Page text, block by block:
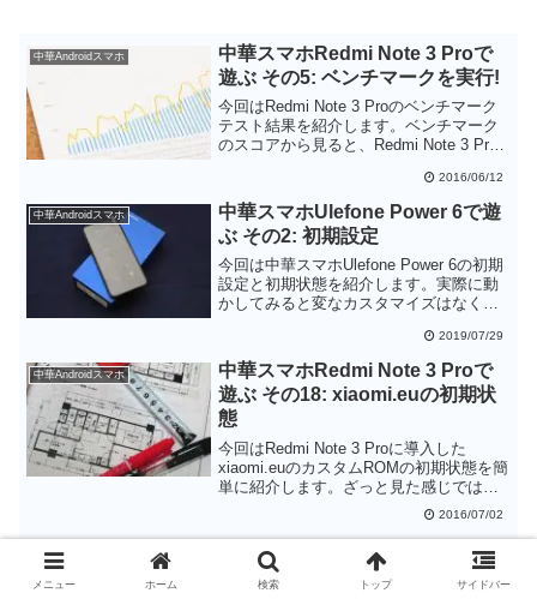
中華Androidスマホ
中華スマホRedmi Note 3 Proで
遊ぶ その5: ベンチマークを実行!
今回はRedmi Note 3 Proのベンチマーク
テスト結果を紹介します。ベンチマーク
のスコアから見ると、Redmi Note 3 Pro
近い能力があるようです。それでいて価
格が2万円を切っているというのは、非常
にコストパフォーマンスが高いといえる
と思います。
2016/06/12
中華Androidスマホ
中華スマホUlefone Power 6で遊
ぶ その2: 初期設定
今回は中華スマホUlefone Power 6の初期
設定と初期状態を紹介します。実際に動
かしてみると変なカスタマイズはなく、
プリインストールアプリも少ないのも好
印象です。
2019/07/29
中華Androidスマホ
中華スマホRedmi Note 3 Proで
遊ぶ その18: xiaomi.euの初期状
態
今回はRedmi Note 3 Proに導入した
xiaomi.euのカスタムROMの初期状態を簡
単に紹介します。ざっと見た感じでは見
た目は全く公式ROMと変わりませんし、
使っていてもあまり差を感じません。
xiaomi.euの方が更新が早いようですが、
公式グローバルROMを導入しているのな
らば無理に書き換える必要はないかもし
2016/07/02
中華Androidスマホ
中華スマホUlefone Power 6で遊
ぶ その5: ファームウェア(ROM)
メニュー ホーム 検索 トップ サイドバー